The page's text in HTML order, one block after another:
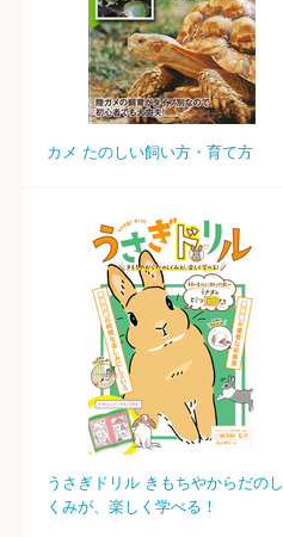
カメ たのしい飼い方・育て方
うさぎドリル きもちやからだのし
くみが、楽しく学べる！